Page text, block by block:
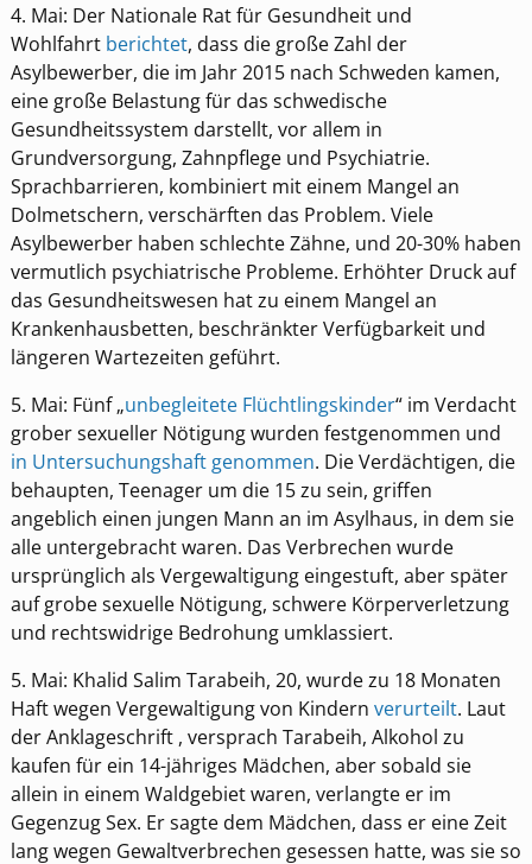
4. Mai: Der Nationale Rat für Gesundheit und
Wohlfahrt berichtet, dass die große Zahl der
Asylbewerber, die im Jahr 2015 nach Schweden kamen,
eine große Belastung für das schwedische
Gesundheitssystem darstellt, vor allem in
Grundversorgung, Zahnpflege und Psychiatrie.
Sprachbarrieren, kombiniert mit einem Mangel an
Dolmetschern, verschärften das Problem. Viele
Asylbewerber haben schlechte Zähne, und 20-30% haben
vermutlich psychiatrische Probleme. Erhöhter Druck auf
das Gesundheitswesen hat zu einem Mangel an
Krankenhausbetten, beschränkter Verfügbarkeit und
längeren Wartezeiten geführt.
5. Mai: Fünf „unbegleitete Flüchtlingskinder“ im Verdacht
grober sexueller Nötigung wurden festgenommen und
in Untersuchungshaft genommen. Die Verdächtigen, die
behaupten, Teenager um die 15 zu sein, griffen
angeblich einen jungen Mann an im Asylhaus, in dem sie
alle untergebracht waren. Das Verbrechen wurde
ursprünglich als Vergewaltigung eingestuft, aber später
auf grobe sexuelle Nötigung, schwere Körperverletzung
und rechtswidrige Bedrohung umklassiert.
5. Mai: Khalid Salim Tarabeih, 20, wurde zu 18 Monaten
Haft wegen Vergewaltigung von Kindern verurteilt. Laut
der Anklageschrift , versprach Tarabeih, Alkohol zu
kaufen für ein 14-jähriges Mädchen, aber sobald sie
allein in einem Waldgebiet waren, verlangte er im
Gegenzug Sex. Er sagte dem Mädchen, dass er eine Zeit
lang wegen Gewaltverbrechen gesessen hatte, was sie so